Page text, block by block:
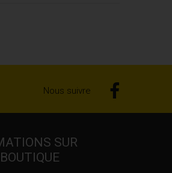
Nous suivre
SUR